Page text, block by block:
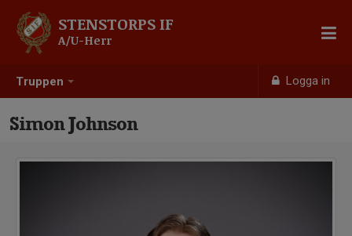
Truppen Logga in
STENSTORPS IF
A/U-Herr
Simon Johnson